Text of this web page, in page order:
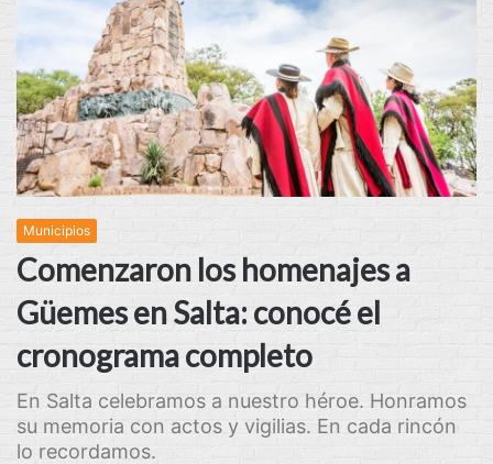
Municipios
Comenzaron los homenajes a
Güemes en Salta: conocé el
cronograma completo
En Salta celebramos a nuestro héroe. Honramos
su memoria con actos y vigilias. En cada rincón
lo recordamos.